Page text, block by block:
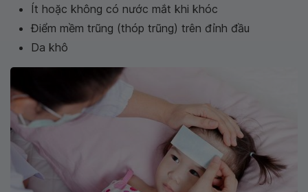
Ít hoặc không có nước mắt khi khóc
Điểm mềm trũng (thóp trũng) trên đỉnh đầu
Da khô